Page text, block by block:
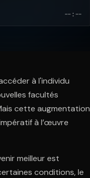
--:--
à l'individu
facultés
cette augmentation
à l’œuvre
meilleur est
conditions, le